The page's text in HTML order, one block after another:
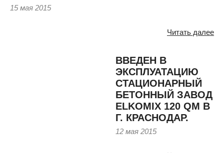
15 мая 2015
Читать далее
ВВЕДЕН В
ЭКСПЛУАТАЦИЮ
СТАЦИОНАРНЫЙ
БЕТОННЫЙ ЗАВОД
ELKOMIX 120 QM В
Г. КРАСНОДАР.
12 мая 2015